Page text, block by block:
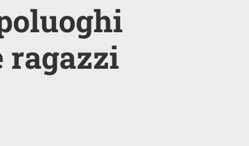
ragazzi